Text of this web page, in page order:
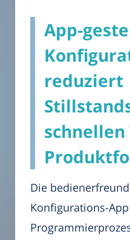
App-
reduziert
schnellen
Die
Konfigurations-